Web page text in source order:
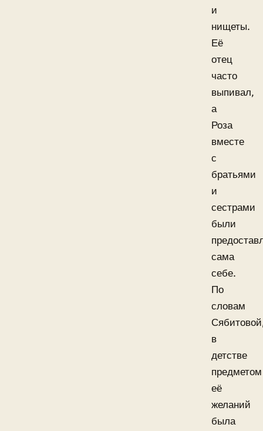
и
нищеты.
Её
отец
часто
выпивал,
а
Роза
вместе
с
братьями
и
сестрами
были
сама
себе.
По
словам
в
детстве
предметом
её
желаний
была